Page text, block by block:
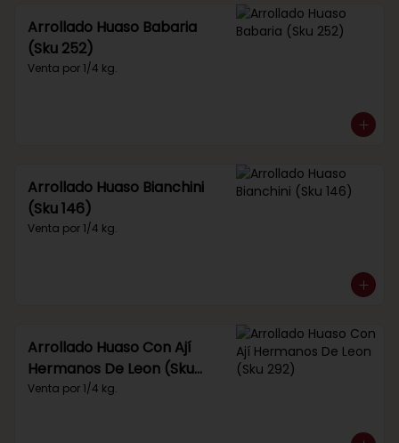
Arrollado Huaso Babaria
(Sku 252)
Venta por 1/4 kg.
Arrollado Huaso Bianchini
(Sku 146)
Venta por 1/4 kg.
Arrollado Huaso Con Ají
Hermanos De Leon (Sku
292)
Venta por 1/4 kg.